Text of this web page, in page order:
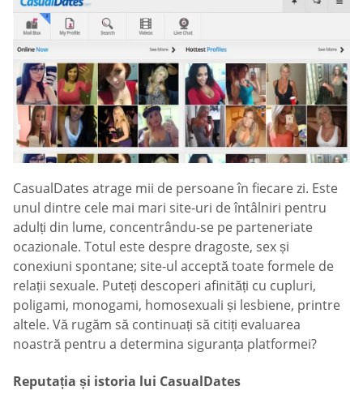
СasualDates atrage mii de persoane în fiecare zi. Este
unul dintre cele mai mari site-uri de întâlniri pentru
adulți din lume, concentrându-se pe parteneriate
ocazionale. Totul este despre dragoste, sex și
conexiuni spontane; site-ul acceptă toate formele de
relații sexuale. Puteți descoperi afinități cu cupluri,
poligami, monogami, homosexuali și lesbiene, printre
altele. Vă rugăm să continuați să citiți evaluarea
noastră pentru a determina siguranța platformei?
Reputația și istoria lui СasualDates